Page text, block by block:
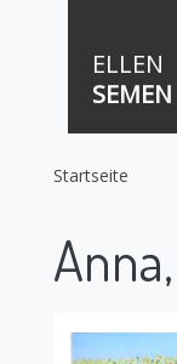
ELLEN
SEMEN
Startseite